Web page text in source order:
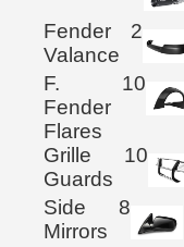
Fender
Valance
2
F.
Fender
Flares
10
Grille
Guards
10
Side
Mirrors
8